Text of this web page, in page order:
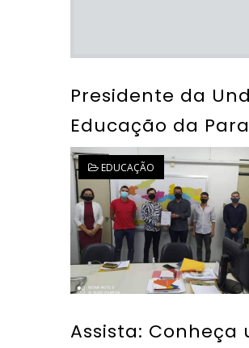
Presidente da
Educação da
EDUCAÇÃO
Assista: